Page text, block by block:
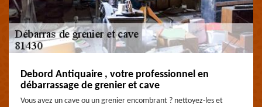
Debord Antiquaire , votre professionnel en
débarrassage de grenier et cave
Vous avez un cave ou un grenier encombrant ? nettoyez-les et